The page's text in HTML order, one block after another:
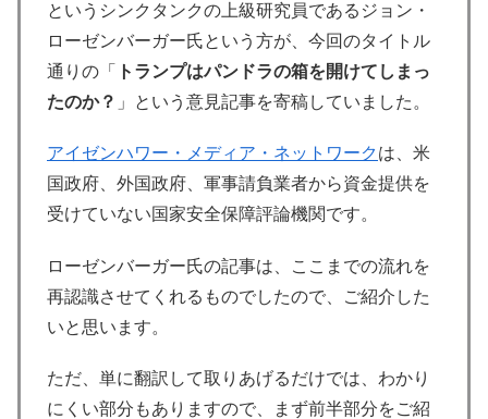
というシンクタンクの上級研究員であるジョン・
ローゼンバーガー氏という方が、今回のタイトル
通りの「
トランプはパンドラの箱を開けてしまっ
たのか？ 」という意見記事を寄稿していました。
アイゼンハワー・メディア・ネットワークは、米
国政府、外国政府、軍事請負業者から資金提供を
受けていない国家安全保障評論機関です。
ローゼンバーガー氏の記事は、ここまでの流れを
再認識させてくれるものでしたので、ご紹介した
いと思います。
ただ、単に翻訳して取りあげるだけでは、わかり
にくい部分もありますので、まず前半部分をご紹